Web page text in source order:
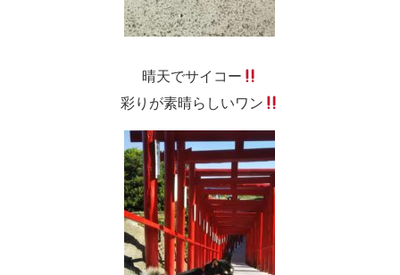
晴天でサイコー
彩りが素晴らしいワン